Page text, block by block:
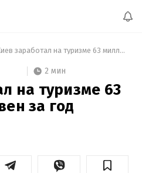
Киев заработал на туризме 63 миллиона гривен за год
2 мин
на туризме 63
за год